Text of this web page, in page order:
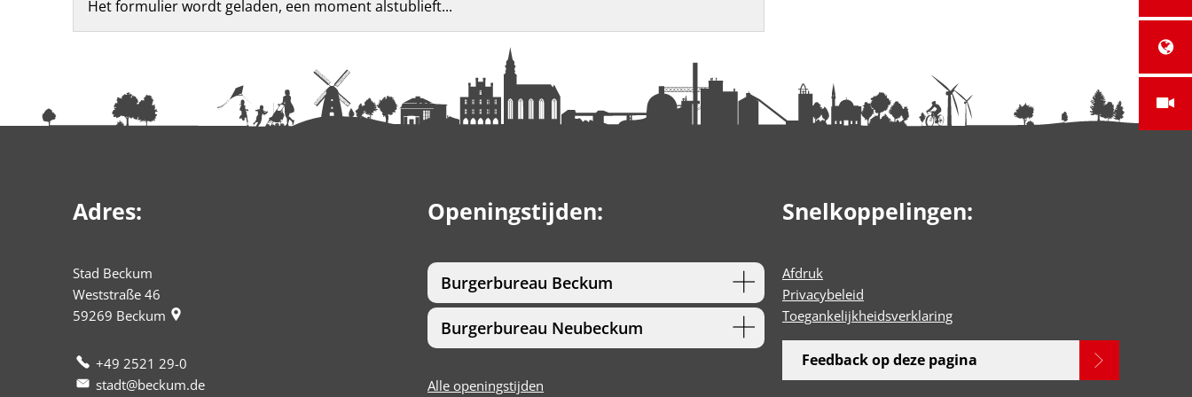
Het formulier wordt geladen, een moment alstublieft...
Adres:
Stad Beckum
Weststraße 46
59269 Beckum
+49 2521 29-0
stadt@beckum.de
Openingstijden:
Burgerbureau Beckum
Burgerbureau Neubeckum
Alle openingstijden
Snelkoppelingen:
Afdruk
Privacybeleid
Toegankelijkheidsverklaring
Feedback op deze pagina